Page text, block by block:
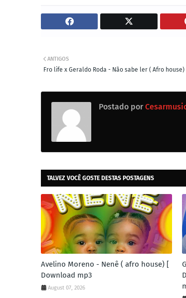
ANTIGOS
Fro life x Geraldo Roda - Não sabe ler ( Afro
Postado por
TALVEZ VOCÊ GOSTE DESTAS POSTAGENS
Avelino Moreno - Nenê ( afro house) [
Download mp3
August 07, 2026